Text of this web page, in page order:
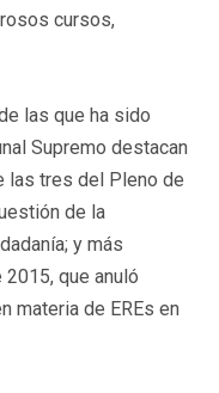
cursos,
las que ha sido
Supremo destacan
las tres del Pleno de
de la
y más
que anuló
materia de EREs en